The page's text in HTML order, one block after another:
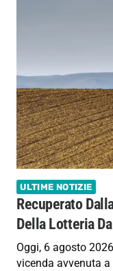
ULTIME NOTIZIE
Recuperato
Della Lotteria
Oggi, 6 agosto
vicenda avvenuta